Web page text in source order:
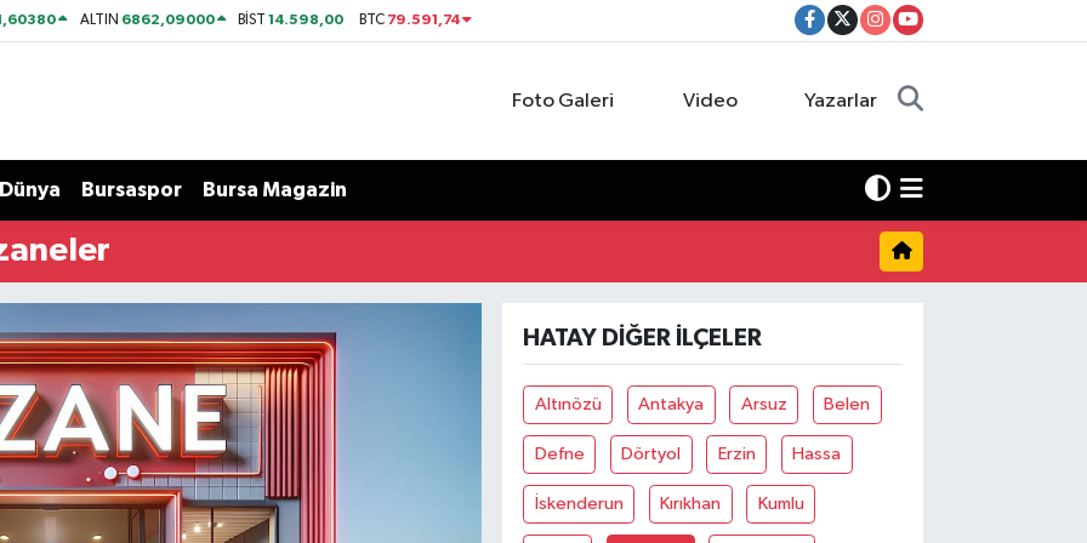
ALTIN 6862,09000 BİST14.598,00 BTC 79.591,74
Foto Galeri Video Yazarlar
Dünya Bursaspor Bursa Magazin
HATAY DIĞER İLÇELER
Altınözü Antakya Arsuz Belen
Defne Dörtyol Erzin Hassa
İskenderun Kırıkhan Kumlu